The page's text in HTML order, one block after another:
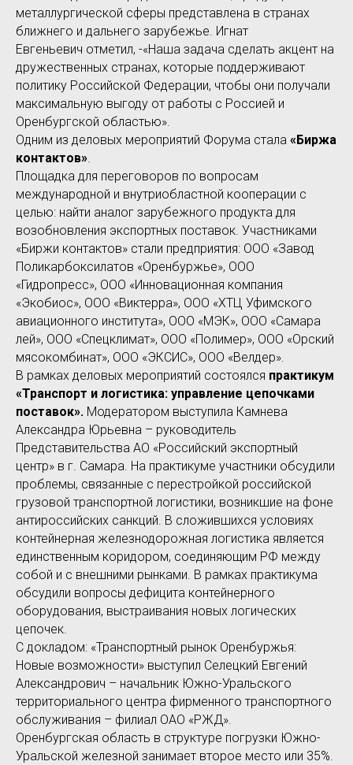
металлургической сферы представлена в странах
ближнего и дальнего зарубежье. Игнат
Евгеньевич отметил, -«Наша задача сделать акцент на
дружественных странах, которые поддерживают
политику Российской Федерации, чтобы они получали
максимальную выгоду от работы с Россией и
Оренбургской областью».
Одним из деловых мероприятий Форума стала «Биржа
контактов»
Площадка для переговоров по вопросам
международной и внутриобластной кооперации с
целью: найти аналог зарубежного продукта для
возобновления экспортных поставок. Участниками
«Биржи контактов» стали предприятия: ООО «Завод
Поликарбоксилатов «Оренбуржье», ООО
«Гидропресс», ООО «Инновационная компания
«Экобиос», ООО «Виктерра», ООО «ХТЦ Уфимского
авиационного института», ООО «МЭК», ООО «Самара
лей», ООО «Спецклимат», ООО «Полимер», ООО «Орский
мясокомбинат», ООО «ЭКСИС», ООО «Велдер».
В рамках деловых мероприятий состоялся практикум
«Транспорт и логистика: управление цепочками
поставок». Модератором выступила Камнева
Александра Юрьевна – руководитель
Представительства АО «Российский экспортный
центр» в г. Самара. На практикуме участники обсудили
проблемы, связанные с перестройкой российской
грузовой транспортной логистики, возникшие на фоне
антироссийских санкций. В сложившихся условиях
контейнерная железнодорожная логистика является
единственным коридором, соединяющим РФ между
собой и с внешними рынками. В рамках практикума
обсудили вопросы дефицита контейнерного
оборудования, выстраивания новых логических
цепочек.
С докладом: «Транспортный рынок Оренбуржья:
Новые возможности» выступил Селецкий Евгений
Александрович – начальник Южно-Уральского
территориального центра фирменного транспортного
обслуживания – филиал ОАО «РЖД».
Оренбургская область в структуре погрузки Южно-
Уральской железной занимает второе место или 35%.